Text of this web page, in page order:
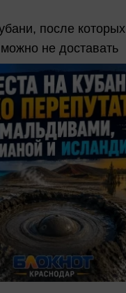
после которых
не доставать